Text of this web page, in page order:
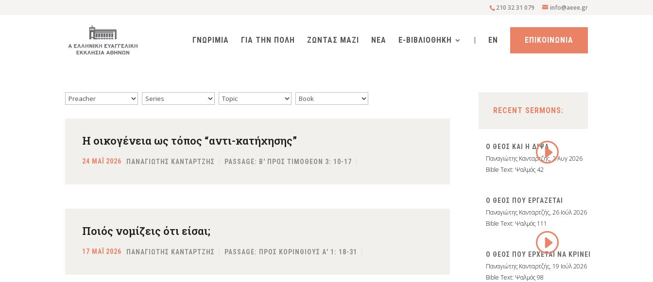
210 32 31 079 info@aeee.gr
ΓΝΩΡΙΜΙΑ ΓΙΑ ΤΗΝ ΠΟΛΗ ΖΩΝΤΑΣ ΜΑΖΙ ΝΕΑ E-ΒΙΒΛΙΟΘΗΚΗ | EN ΕΠΙΚΟΙΝΩΝΙΑ
Η οικογένεια ως τόπος “αντι-κατήχησης”
24 ΜΑΪ 2026 ΠΑΝΑΓΙΩΤΗΣ ΚΑΝΤΑΡΤΖΗΣ PASSAGE: Β' ΠΡΟΣ ΤΙΜΟΘΕΟΝ 3: 10-17
Ποιός νομίζεις ότι είσαι;
17 ΜΑΪ 2026 ΠΑΝΑΓΙΩΤΗΣ ΚΑΝΤΑΡΤΖΗΣ PASSAGE: ΠΡΟΣ ΚΟΡΙΝΘΙΟΥΣ Α' 1: 18-31
RECENT SERMONS:
Ο ΘΕΟΣ ΚΑΙ Η ΔΙΨΑ
Παναγιώτης Κανταρτζής,2 Αυγ 2026
Bible Text: Ψαλμός 42
Ο ΘΕΟΣ ΠΟΥ ΕΡΓΑΖΕΤΑΙ
Παναγιώτης Κανταρτζής,26 Ιούλ 2026
Bible Text: Ψαλμός 111
Ο ΘΕΟΣ ΠΟΥ ΕΡΧΕΤΑΙ ΝΑ ΚΡΙΝΕΙ
Παναγιώτης Κανταρτζής, 19 Ιούλ 2026
Bible Text: Ψαλμός 98